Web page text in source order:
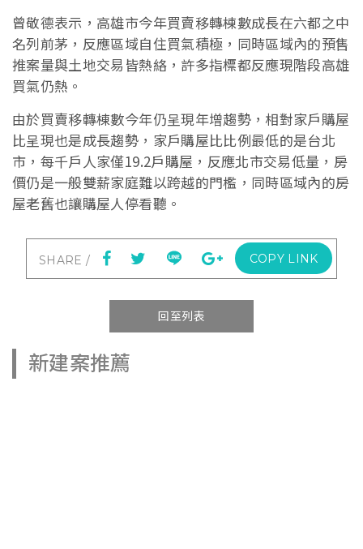
曾敬德表示，高雄市今年買賣移轉棟數成長在六都之中
名列前茅，反應區域自住買氣積極，同時區域內的預售
推案量與土地交易皆熱絡，許多指標都反應現階段高雄
買氣仍熱。
由於買賣移轉棟數今年仍呈現年增趨勢，相對家戶購屋
比呈現也是成長趨勢，家戶購屋比比例最低的是台北
市，每千戶人家僅19.2戶購屋，反應北市交易低量，房
價仍是一般雙薪家庭難以跨越的門檻，同時區域內的房
屋老舊也讓購屋人停看聽。
COPY LINK
回至列表
新建案推薦